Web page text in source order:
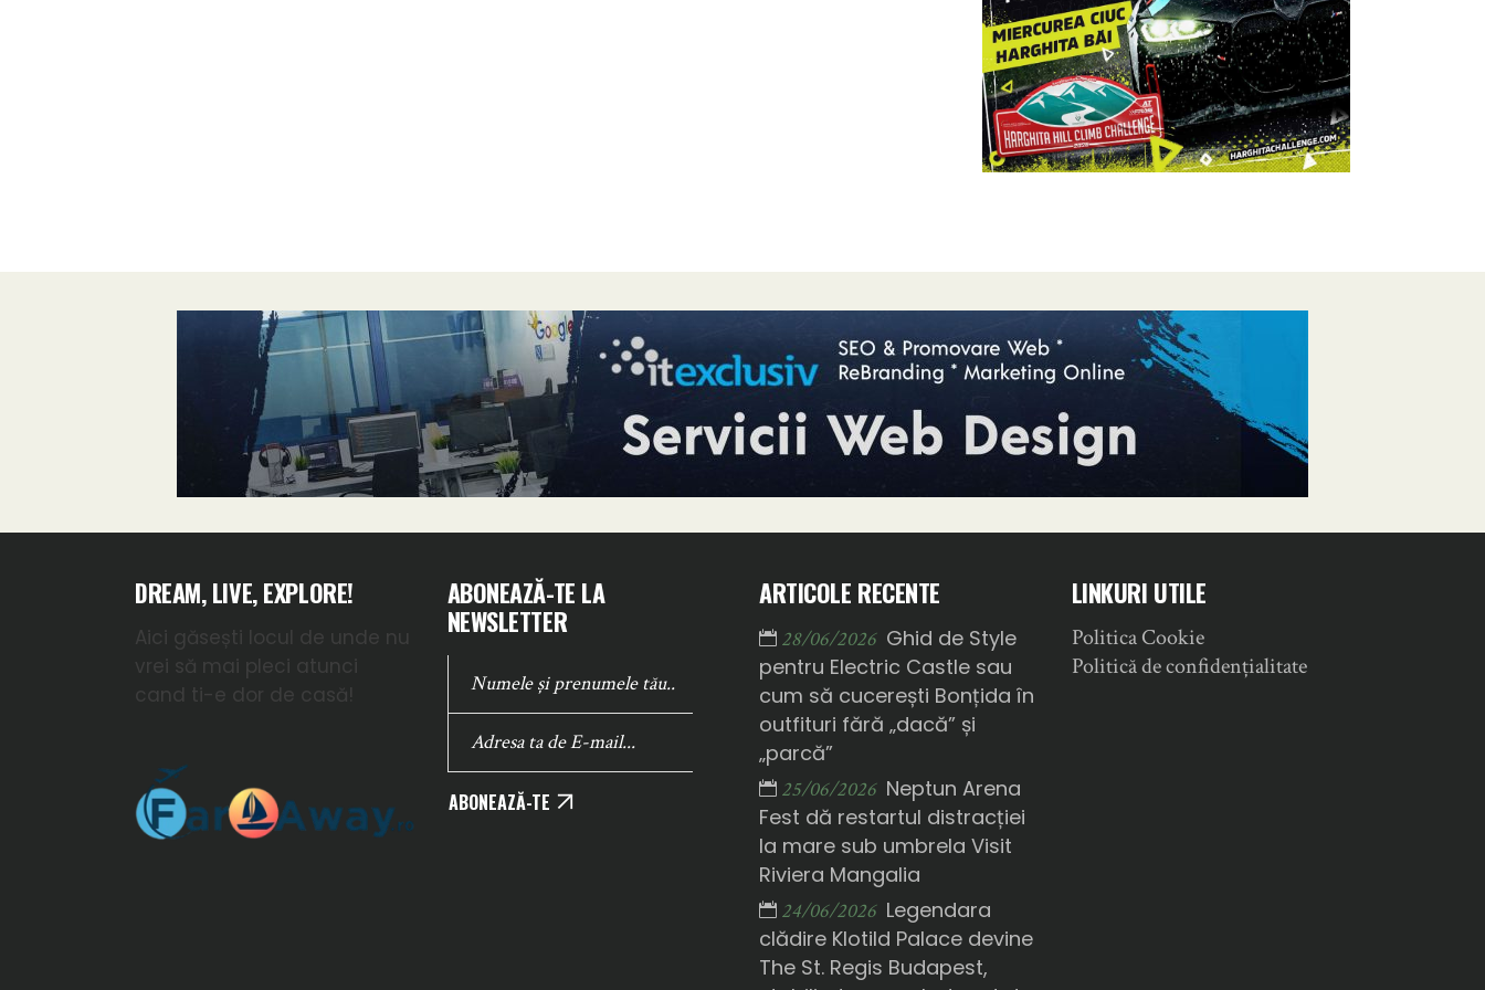
DREAM, LIVE, EXPLORE!
Aici găsești locul de unde nu
vrei să mai pleci atunci
cand ti-e dor de casă!
ABONEAZĂ-TE LA
NEWSLETTER
ABONEAZĂ-TE
ARTICOLE RECENTE
28/06/2026 Ghid de Style
pentru Electric Castle sau
cum să cucerești Bonțida în
outfituri fără „dacă” și
„parcă”
25/06/2026 Neptun Arena
Fest dă restartul distracției
la mare sub umbrela Visit
Riviera Mangalia
24/06/2026 Legendara
clădire Klotild Palace devine
The St. Regis Budapest,
LINKURI UTILE
Politica Cookie
Politică de confidențialitate